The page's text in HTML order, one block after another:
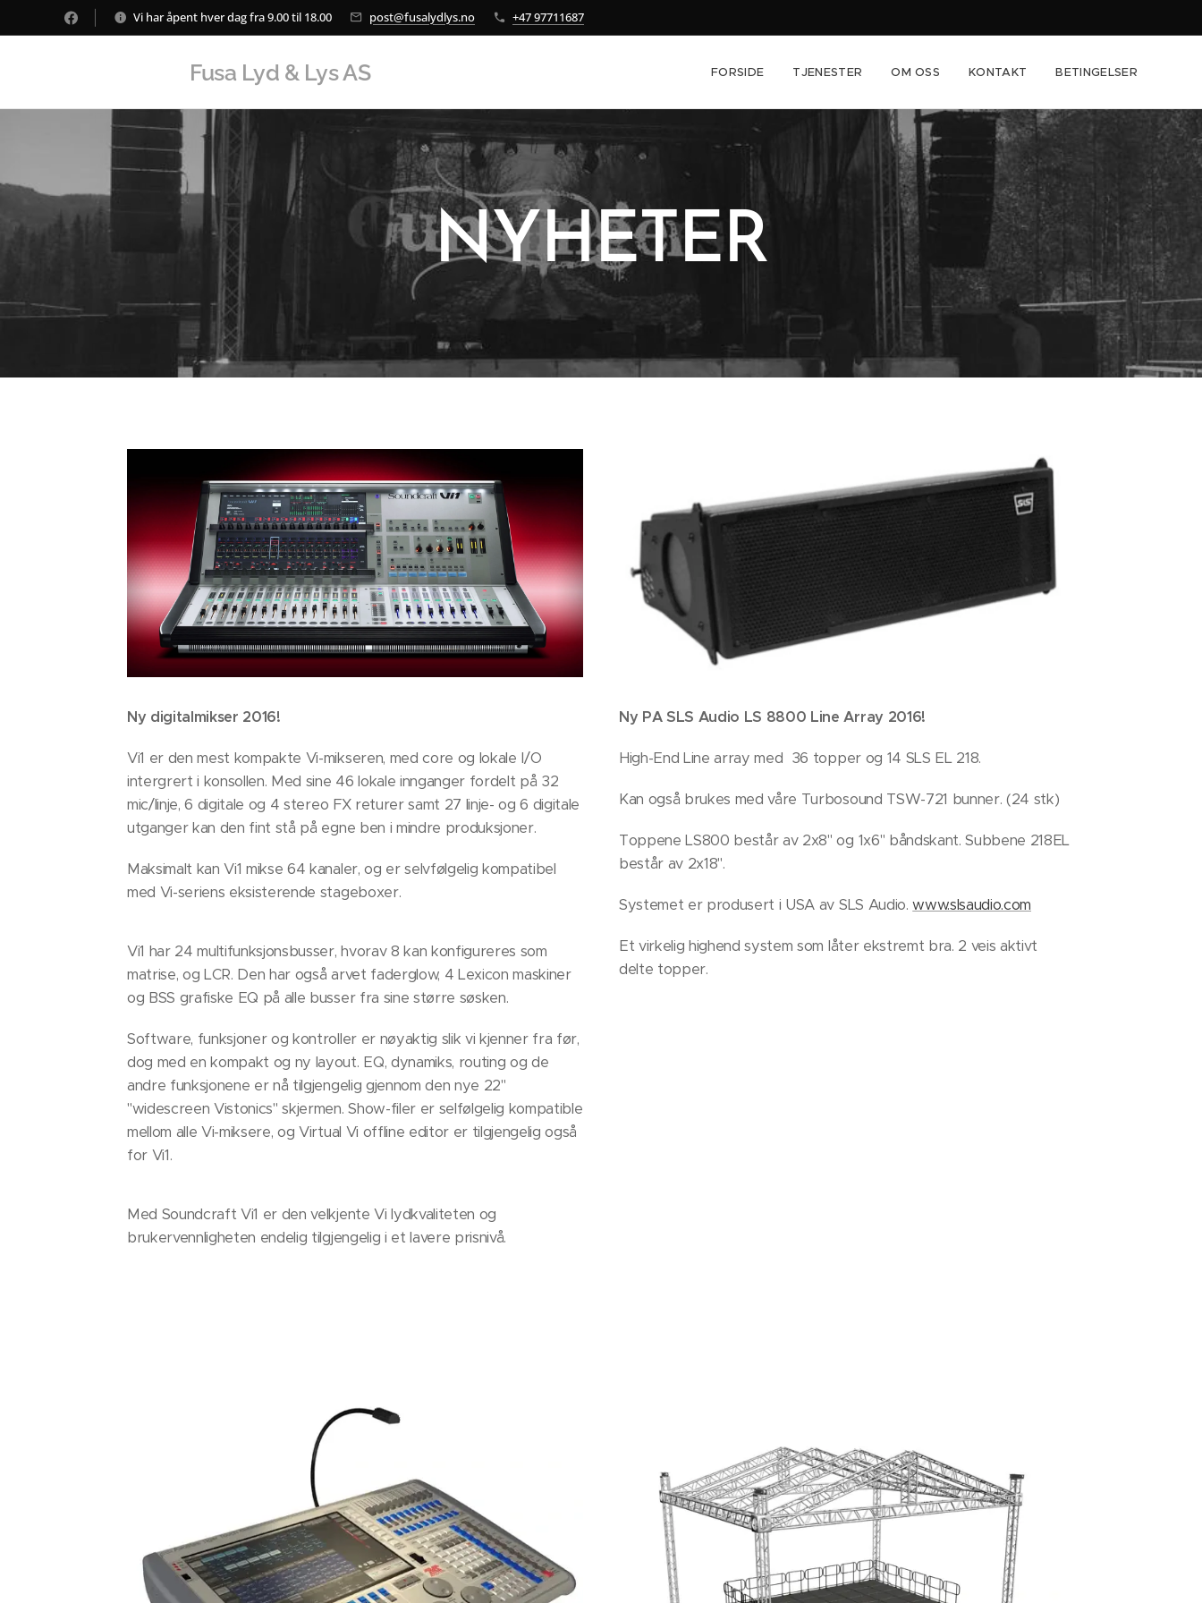
Vi har åpent hver dag fra 9.00 til 18.00 post@fusalydlys.no +47 97711687
Fusa Lyd & Lys AS FORSIDE TJENESTER OM OSS KONTAKT BETINGELSER
NYHETER
Ny digitalmikser 2016!
Vi1 er den mest kompakte Vi-mikseren, med core og lokale I/O
intergrert i konsollen. Med sine 46 lokale innganger fordelt på 32
mic/linje, 6 digitale og 4 stereo FX returer samt 27 linje- og 6 digitale
utganger kan den fint stå på egne ben i mindre produksjoner.
Maksimalt kan Vi1 mikse 64 kanaler, og er selvfølgelig kompatibel
med Vi-seriens eksisterende stageboxer.
Vi1 har 24 multifunksjonsbusser, hvorav 8 kan konfigureres som
matrise, og LCR. Den har også arvet faderglow, 4 Lexicon maskiner
og BSS grafiske EQ på alle busser fra sine større søsken.
Software, funksjoner og kontroller er nøyaktig slik vi kjenner fra før,
dog med en kompakt og ny layout. EQ, dynamiks, routing og de
andre funksjonene er nå tilgjengelig gjennom den nye 22"
"widescreen Vistonics" skjermen. Show-filer er selfølgelig kompatible
mellom alle Vi-miksere, og Virtual Vi offline editor er tilgjengelig også
for Vi1.
Med Soundcraft Vi1 er den velkjente Vi lydkvaliteten og
brukervennligheten endelig tilgjengelig i et lavere prisnivå.
Ny PA SLS Audio LS 8800 Line Array 2016!
High-End Line array med 36 topper og 14 SLS EL 218.
Kan også brukes med våre Turbosound TSW-721 bunner. (24 stk)
Toppene LS800 består av 2x8" og 1x6" båndskant. Subbene 218EL
består av 2x18".
Systemet er produsert i USA av SLS Audio.www.slsaudio.com
Et virkelig highend system som låter ekstremt bra. 2 veis aktivt
delte topper.